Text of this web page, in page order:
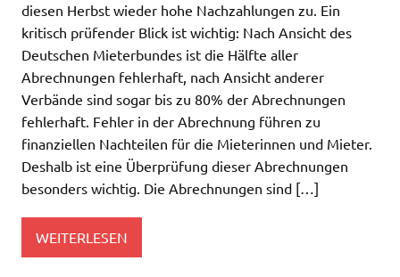
diesen Herbst wieder hohe Nachzahlungen zu. Ein
kritisch prüfender Blick ist wichtig: Nach Ansicht des
Deutschen Mieterbundes ist die Hälfte aller
Abrechnungen fehlerhaft, nach Ansicht anderer
Verbände sind sogar bis zu 80% der Abrechnungen
fehlerhaft. Fehler in der Abrechnung führen zu
finanziellen Nachteilen für die Mieterinnen und Mieter.
Deshalb ist eine Überprüfung dieser Abrechnungen
besonders wichtig. Die Abrechnungen sind […]
WEITERLESEN